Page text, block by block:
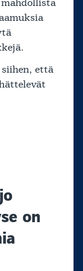
että
on